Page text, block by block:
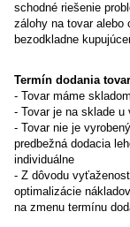
schodné riešenie
zálohy na tovar alebo
bezodkladne
Termín dodania
- Tovar máme
- Tovar je na sklade
- Tovar nie je
predbežná dodacia
individuálne
- Z dôvodu
optimalizácie
na zmenu termínu